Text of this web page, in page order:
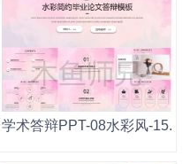
学术答辩PPT-08水彩风-